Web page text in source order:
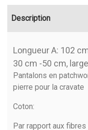
Description
Longueur A: 102
30 cm -50 cm,
Pantalons en
pierre pour la cravate
Coton:
Par rapport aux